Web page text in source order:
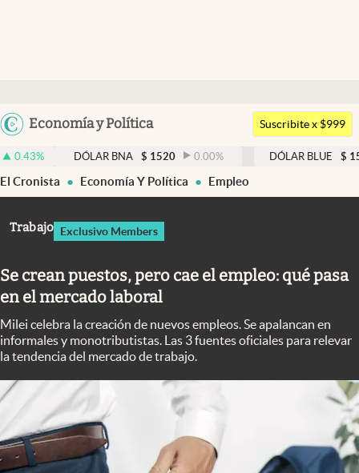
Argentina
Economía y Política
Members
Economía y Política
Finanzas y Mercados
Columnistas
Otras secciones
Apertura
Clima
Mundial 2026
Suscribite x $999
DÓLAR BNA $ 1520 0.00% DÓLAR BLUE $ 1525 -
El Cronista Economía Y Política Empleo
Trabajo Exclusivo Members
Se crean puestos, pero cae el empleo: qué pasa
en el mercado laboral
Milei celebra la creación de nuevos empleos. Se apalancan en
informales y monotributistas. Las 3 fuentes oficiales para relevar
la tendencia del mercado de trabajo.